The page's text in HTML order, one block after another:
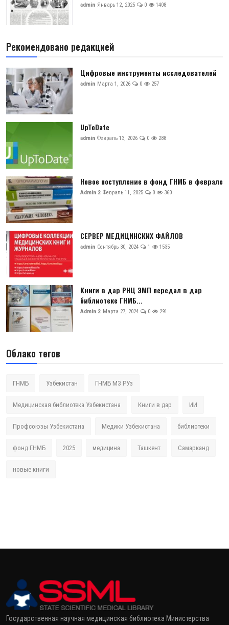
admin Январь 12, 2025 0 1408
Рекомендовано редакцией
Цифровые инструменты исследователей
admin Марта 1, 2026 0 257
UpToDate
admin Февраль 13, 2026 0 288
Новое поступление в фонд ГНМБ в феврале
Admin 2 Февраль 11, 2025 0 360
СЕРВЕР МЕДИЦИНСКИХ ФАЙЛОВ
admin Сентябрь 30, 2024 1 1535
Книги в дар РНЦ ЭМП передал в дар
библиотеке ГНМБ...
Admin 2 Марта 27, 2024 0 291
Облако тегов
ГНМБ Узбекистан ГНМБ МЗ РУз
Медицинская библиотека Узбекистана Книги в дар ИИ
Профсоюзы Узбекистана Медики Узбекистана библиотеки
фонд ГНМБ 2025 медицина Ташкент Самарканд
новые книги
Государственная научная медицинская библиотека Министерства